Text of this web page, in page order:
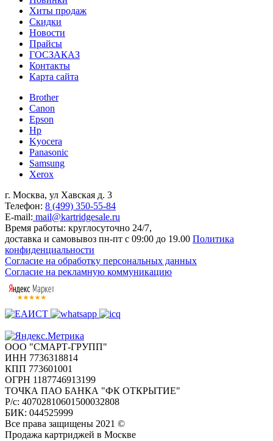
Хиты продаж
Скидки
Новости
Прайсы
ГОСЗАКАЗ
Контакты
Карта сайта
Brother
Canon
Epson
Hp
Kyocera
Panasonic
Samsung
Xerox
г. Москва, ул Хавская д. 3
Телефон: 8 (499) 350-55-84
E-mail: mail@kartridgesale.ru
Время работы: круглосуточно 24/7,
доставка и самовывоз пн-пт с 09:00 до 19.00 Политика
конфиденциальности
Согласие на обработку персональных данных
Согласие на рекламную коммуникацию
ООО "СМАРТ-ГРУПП"
ИНН 7736318814
КПП 773601001
ОГРН 1187746913199
ТОЧКА ПАО БАНКА "ФК ОТКРЫТИЕ"
Р/с: 40702810601500032808
БИК: 044525999
Все права защищены 2021 ©
Продажа картриджей в Москве